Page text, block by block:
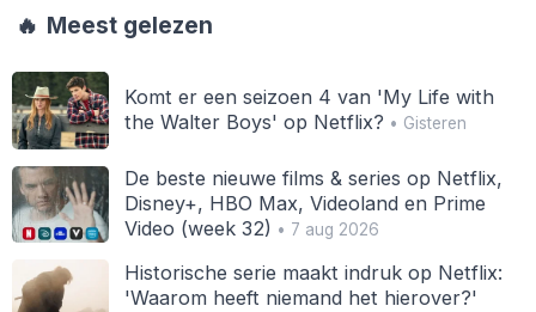
🔥 Meest gelezen
Komt er een seizoen 4 van 'My Life with
the Walter Boys' op Netflix? • Gisteren
De beste nieuwe films & series op Netflix,
Disney+, HBO Max, Videoland en Prime
Video (week 32) • 7 aug 2026
Historische serie maakt indruk op Netflix:
'Waarom heeft niemand het hierover?'